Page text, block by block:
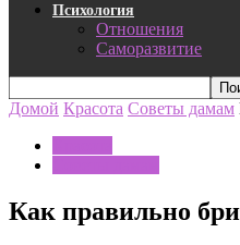
Психология
Отношения
Саморазвитие
Домой Красота Советы дамам
Как правильно